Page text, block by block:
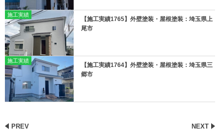
施工実績
【施工実績1765】外壁塗装・屋根塗装：埼玉県上
尾市
施工実績
【施工実績1764】外壁塗装・屋根塗装：埼玉県三
郷市
PREV NEXT